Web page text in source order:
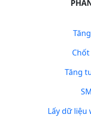
Tăng
Lấy dữ liệu